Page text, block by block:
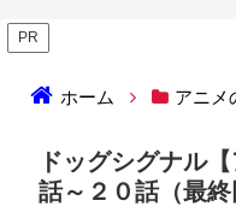
PR
ホーム アニメ
ドッグシグナル
話～２０話（最終